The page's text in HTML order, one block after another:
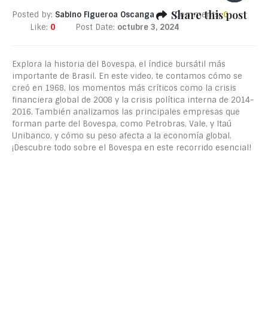
Share this post
Posted by: Sabino Figueroa Oscanga Comments:0
Like: 0 Post Date: octubre 3, 2024
Explora la historia del Bovespa, el índice bursátil más
importante de Brasil. En este video, te contamos cómo se
creó en 1968, los momentos más críticos como la crisis
financiera global de 2008 y la crisis política interna de 2014-
2016. También analizamos las principales empresas que
forman parte del Bovespa, como Petrobras, Vale, y Itaú
Unibanco, y cómo su peso afecta a la economía global.
¡Descubre todo sobre el Bovespa en este recorrido esencial!